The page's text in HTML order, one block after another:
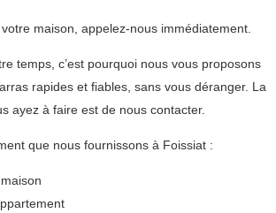
maison, appelez-nous immédiatement.
temps, c’est pourquoi nous vous proposons
rapides et fiables, sans vous déranger. La
ayez à faire est de nous contacter.
que nous fournissons à Foissiat :